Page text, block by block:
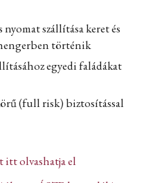
szállítása keret és
történik
egyedi faládákat
(full risk) biztosítással
itt olvashatja el